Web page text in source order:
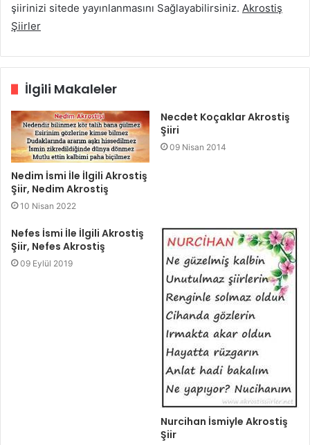
şiirinizi sitede yayınlanmasını Sağlayabilirsiniz. Akrostiş
Şiirler
İlgili Makaleler
Nedim İsmi İle İlgili Akrostiş
Şiir, Nedim Akrostiş
10 Nisan 2022
Necdet Koçaklar Akrostiş
Şiiri
09 Nisan 2014
Nefes İsmi İle İlgili Akrostiş
Şiir, Nefes Akrostiş
09 Eylül 2019
Nurcihan İsmiyle Akrostiş
Şiir